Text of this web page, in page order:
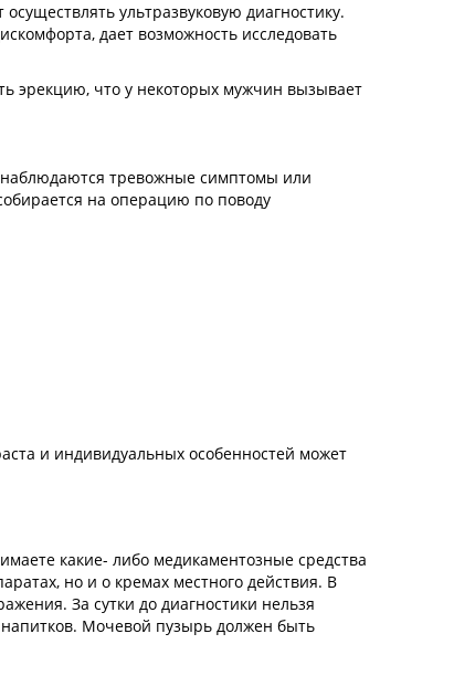
ультразвуковую диагностику.
дает возможность исследовать
эрекцию, что у некоторых мужчин вызывает
наблюдаются тревожные симптомы или
на операцию по поводу
и индивидуальных особенностей может
какие- либо медикаментозные средства
но и о кремах местного действия. В
За сутки до диагностики нельзя
напитков. Мочевой пузырь должен быть